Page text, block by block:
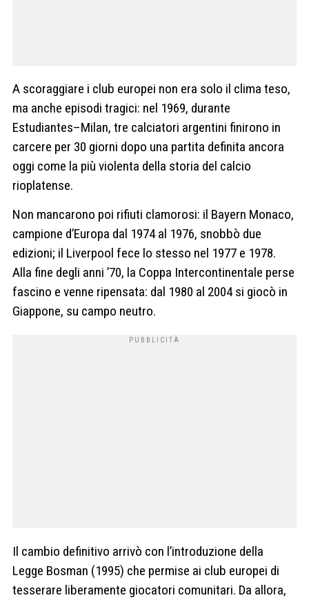
A scoraggiare i club europei non era solo il clima teso,
ma anche episodi tragici: nel 1969, durante
Estudiantes–Milan, tre calciatori argentini finirono in
carcere per 30 giorni dopo una partita definita ancora
oggi come la più violenta della storia del calcio
rioplatense.
Non mancarono poi rifiuti clamorosi: il Bayern Monaco,
campione d’Europa dal 1974 al 1976, snobbò due
edizioni; il Liverpool fece lo stesso nel 1977 e 1978.
Alla fine degli anni ’70, la Coppa Intercontinentale perse
fascino e venne ripensata: dal 1980 al 2004 si giocò in
Giappone, su campo neutro.
Il cambio definitivo arrivò con l’introduzione della
Legge Bosman (1995) che permise ai club europei di
tesserare liberamente giocatori comunitari. Da allora,